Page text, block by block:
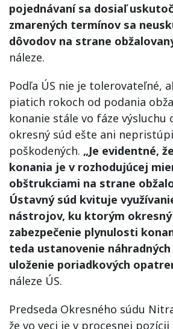
pojednávaní sa dosiaľ
zmarených termínov sa
dôvodov na strane
náleze.
Podľa ÚS nie je tolerovateľné,
piatich rokoch od podania
konanie stále vo fáze výsluchu
okresný súd ešte ani
poškodených. „Je evidentné,
konania je v rozhodujúcej
obštrukciami na strane
Ústavný súd kvituje
nástrojov, ku ktorým okresný
zabezpečenie plynulosti
teda ustanovenie
uloženie poriadkových
náleze ÚS.
Predseda Okresného súdu
že vo veci je v procesnej